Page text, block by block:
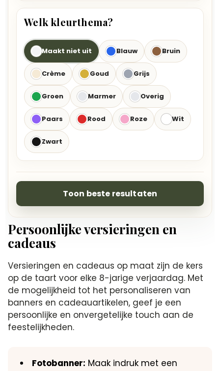
Welk kleurthema?
Maakt niet uit Blauw Bruin
Crème Goud Grijs
Groen Marmer Overig
Paars Rood Roze Wit
Zwart
Toon beste resultaten
Persoonlijke versieringen en
cadeaus
Versieringen en cadeaus op maat zijn de kers
op de taart voor elke 8-jarige verjaardag. Met
de mogelijkheid tot het personaliseren van
banners en cadeauartikelen, geef je een
persoonlijke en onvergetelijke touch aan de
feestelijkheden.
Fotobanner: Maak indruk met een